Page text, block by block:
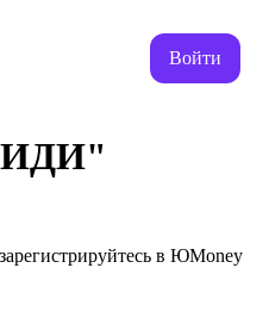
Войти
в ЮMoney